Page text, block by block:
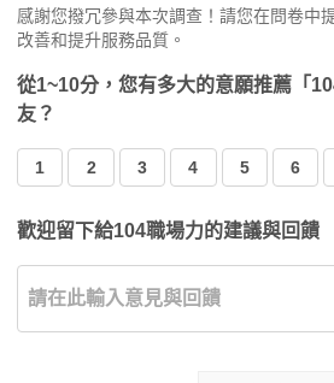
感謝您撥冗參與本次調查！請您在問卷中
改善和提升服務品質。
從1~10分，您有多大的意願推薦「
友？
1 2 3 4 5 6
歡迎留下給104職場力的建議與回饋